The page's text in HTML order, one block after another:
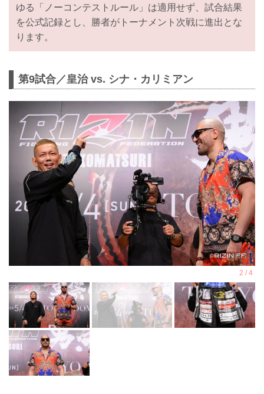
ゆる「ノーコンテストルール」は適用せず、試合結果
を公式記録とし、勝者がトーナメント次戦に進出とな
ります。
第9試合／皇治 vs. シナ・カリミアン